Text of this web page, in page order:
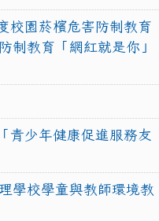
校園菸檳危害防制教育
制教育「網紅就是你」
青少年健康促進服務友
學校學童與教師環境教